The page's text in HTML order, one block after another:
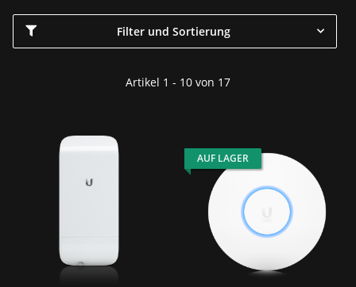
Filter und Sortierung
Artikel 1 - 10 von 17
AUF LAGER